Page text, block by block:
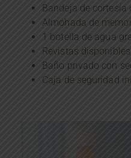
Bandeja de cortesía
Almohada de
1 botella de agua
Revistas disponibles
Baño privado con
Caja de seguridad